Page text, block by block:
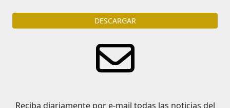
DESCARGAR
Reciba diariamente por e-mail todas las noticias del